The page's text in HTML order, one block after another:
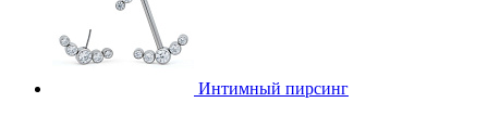
Интимный пирсинг